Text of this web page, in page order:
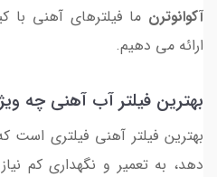
آکوانوترن ما فیلترهای آهنی با
ارائه می دهیم.
بهترین فیلتر آب آهنی چه
بهترین فیلتر آهنی فیلتری است
دهد، به تعمیر و نگهداری کم